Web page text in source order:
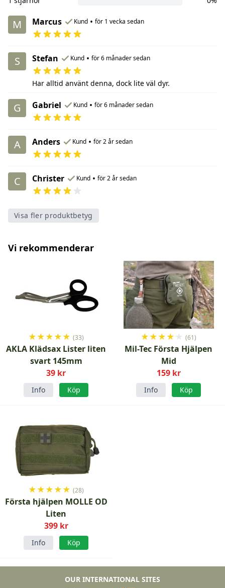
M Marcus Kund • för 1 vecka sedan
S Stefan Kund • för 6 månader sedan
Har alltid använt denna, dock lite väl dyr.
G Gabriel Kund • för 6 månader sedan
A Anders Kund • för 2 år sedan
C Christer Kund • för 2 år sedan
Visa fler produktbetyg
Vi rekommenderar
★★★★★ (33)
AKLA Klädsax Lister liten
svart 145mm
39 kr
Info Köp
★★★★ ★ (61)
Mil-Tec Första Hjälpen
Mid
159 kr
Info Köp
★★★★★ (28)
Första hjälpen MOLLE OD
Liten
399 kr
Info Köp
OUR INTERNATIONAL SITES